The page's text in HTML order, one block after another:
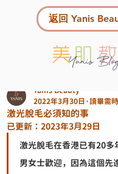
返回 Yanis
激光脫毛必須知的事
Yanis Beauty
2022年3月30日 讀畢需
已更新： 2023年3月29日
激光脫毛在香港已有20多
男女士歡迎，因為這個先